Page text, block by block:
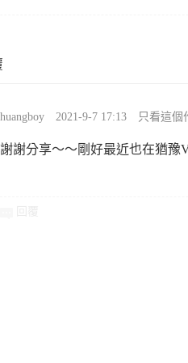
huangboy 2021-9-7 17:13 只看這個
謝謝分享～～剛好最近也在猶豫